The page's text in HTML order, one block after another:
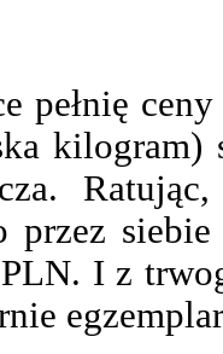
pełnię
przez
I z